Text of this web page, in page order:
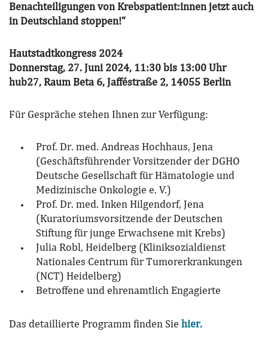
Benachteiligungen von Krebspatient:innen jetzt auch
in Deutschland stoppen!“
Hautstadtkongress 2024
Donnerstag, 27. Juni 2024, 11:30 bis 13:00 Uhr
hub27, Raum Beta 6, Jafféstraße 2, 14055 Berlin
Für Gespräche stehen Ihnen zur Verfügung:
Prof. Dr. med. Andreas Hochhaus, Jena
(Geschäftsführender Vorsitzender der DGHO
Deutsche Gesellschaft für Hämatologie und
Medizinische Onkologie e. V.)
Prof. Dr. med. Inken Hilgendorf, Jena
(Kuratoriumsvorsitzende der Deutschen
Stiftung für junge Erwachsene mit Krebs)
Julia Robl, Heidelberg (Kliniksozialdienst
Nationales Centrum für Tumorerkrankungen
(NCT) Heidelberg)
Betroffene und ehrenamtlich Engagierte
Das detaillierte Programm finden Sie hier.